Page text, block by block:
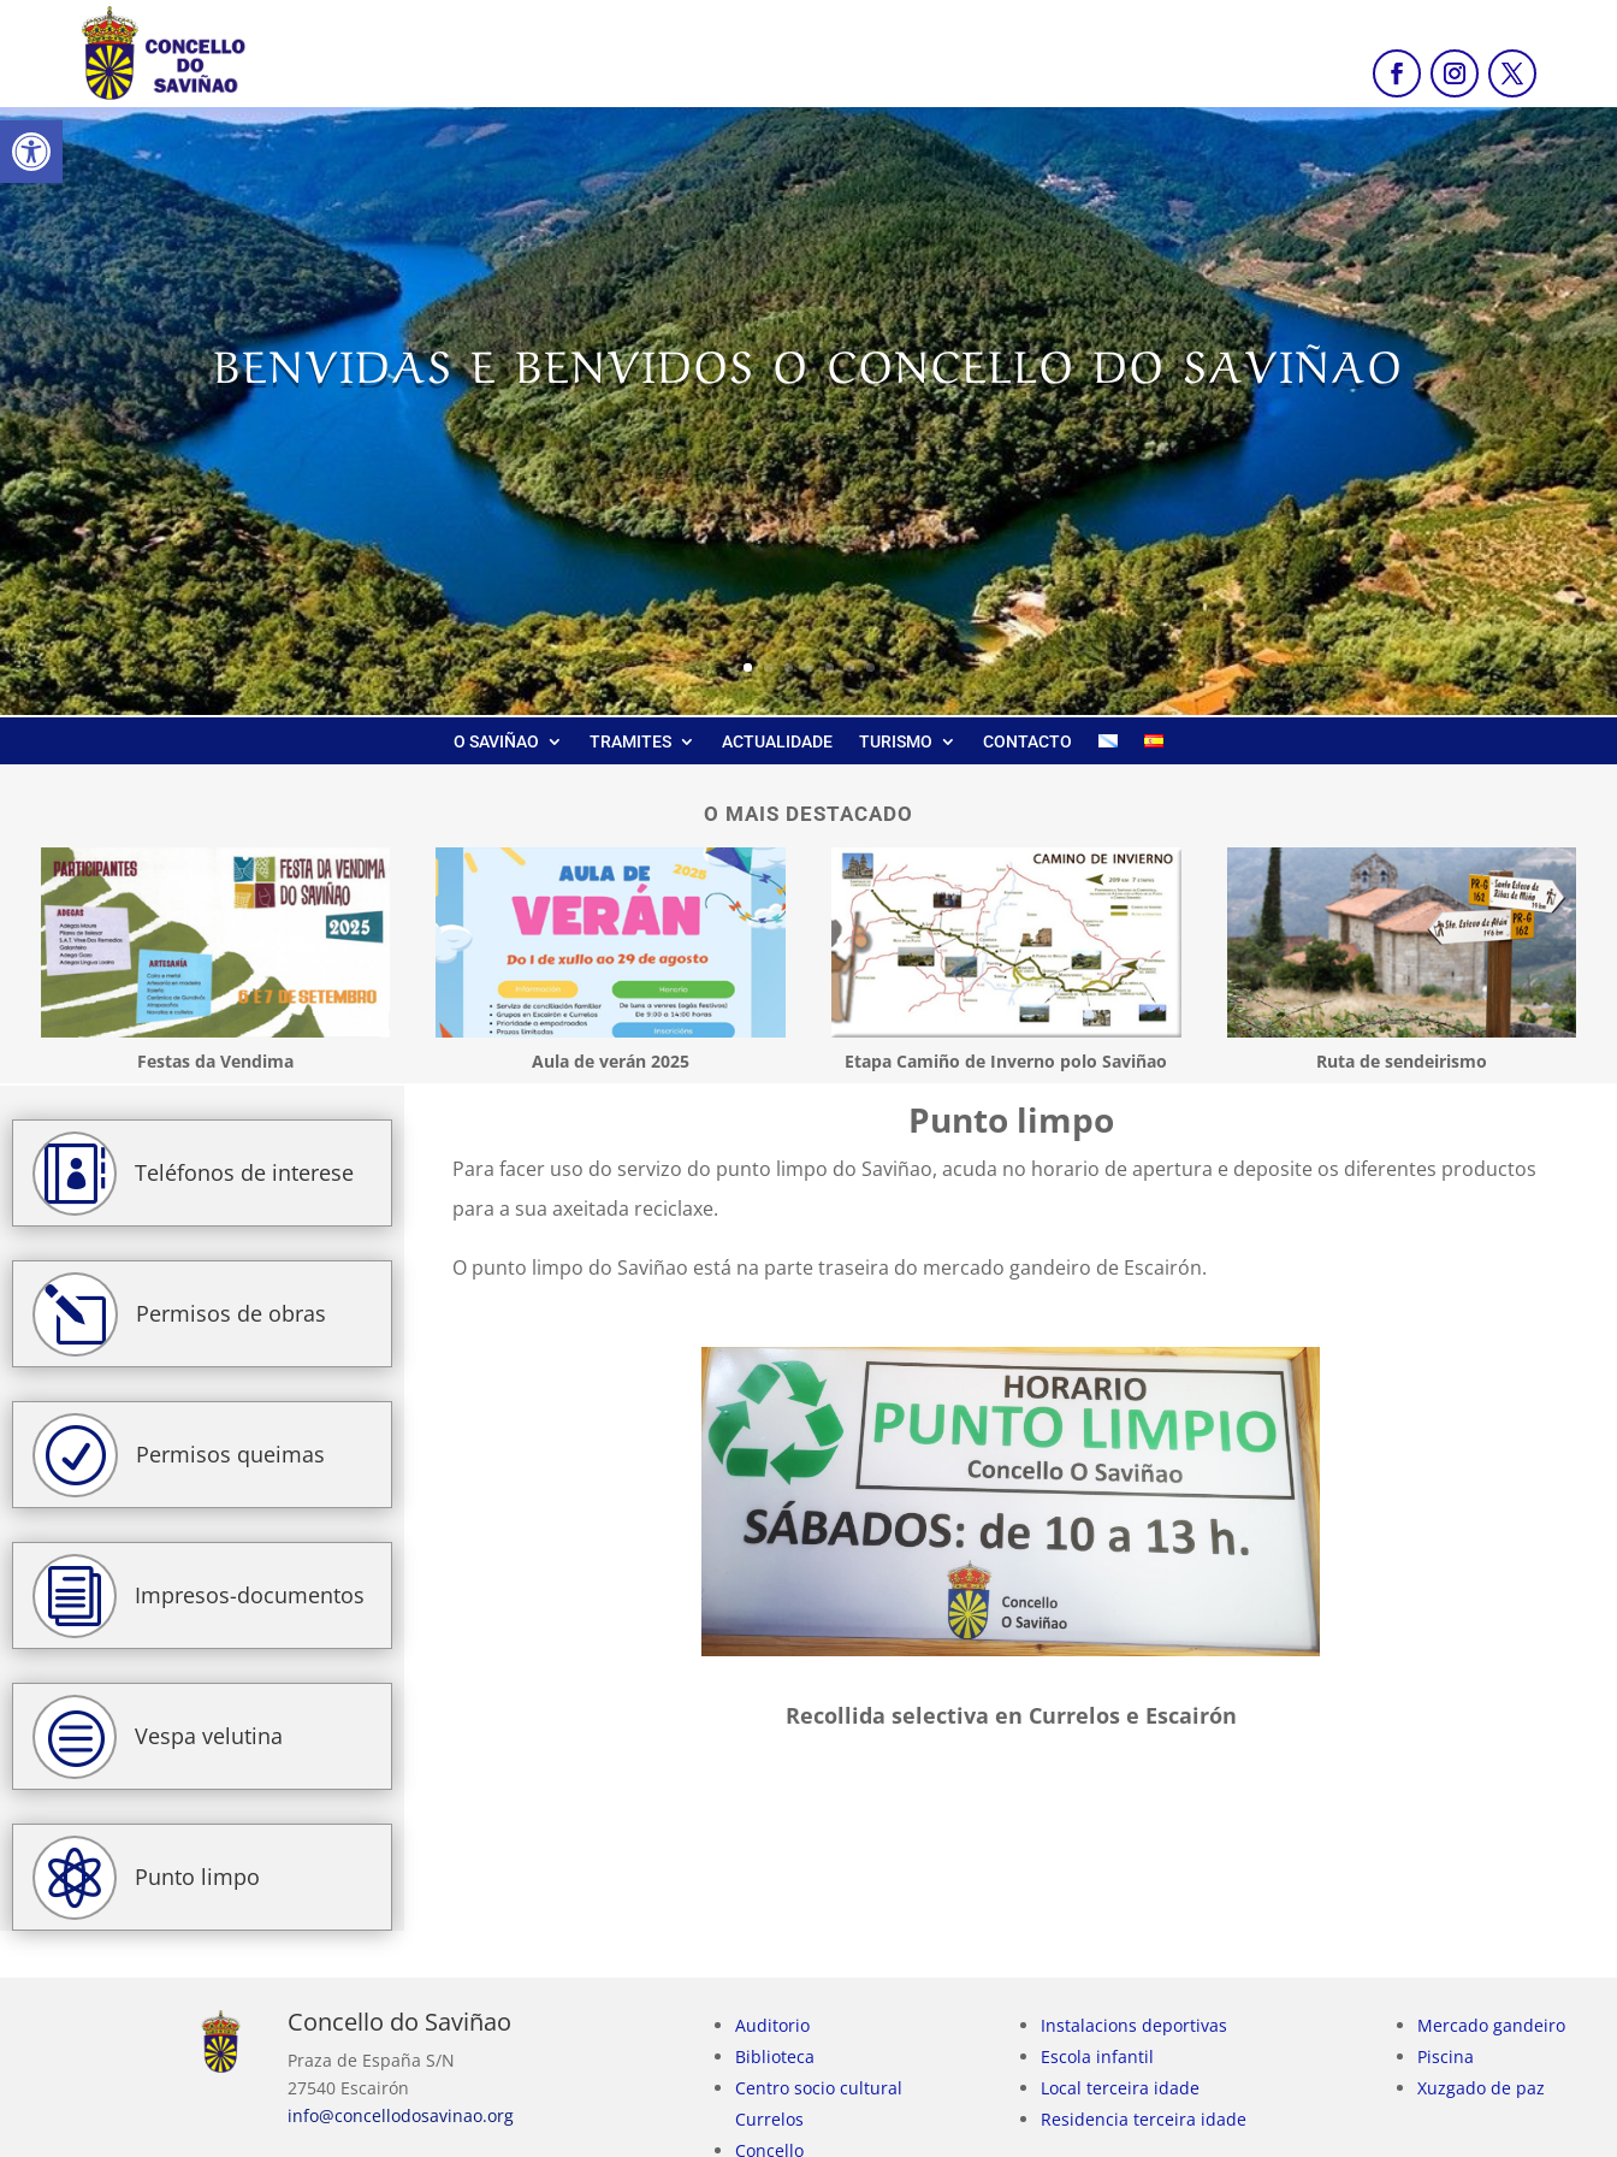
Abrir barra de ferramentas
BENVIDAS E BENVIDOS O CONCELLO DO SAVIÑAO
O SAVIÑAO TRAMITES ACTUALIDADE TURISMO CONTACTO
O MAIS DESTACADO
Festas da Vendima Aula de verán 2025 Etapa Camiño de Inverno polo Saviñao Ruta de sendeirismo
 Teléfonos de interese
l Permisos de obras
R Permisos queimas
i Impresos-documentos
c Vespa velutina
 Punto limpo
Punto limpo
Para facer uso do servizo do punto limpo do Saviñao, acuda no horario de apertura e deposite os diferentes productos
para a sua axeitada reciclaxe.
O punto limpo do Saviñao está na parte traseira do mercado gandeiro de Escairón.
Recollida selectiva en Currelos e Escairón
Concello do Saviñao
Praza de España S/N
27540 Escairón
info@concellodosavinao.org
Auditorio
Biblioteca
Centro socio cultural
Currelos
Concello
Instalacions deportivas
Escola infantil
Local terceira idade
Residencia terceira idade
Mercado gandeiro
Piscina
Xuzgado de paz